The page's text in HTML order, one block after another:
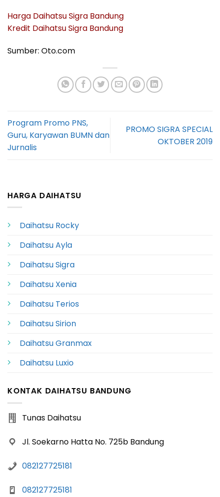
Harga Daihatsu Sigra Bandung
Kredit Daihatsu Sigra Bandung
Sumber: Oto.com
Program Promo PNS,
Guru, Karyawan BUMN dan
Jurnalis
PROMO SIGRA SPECIAL
OKTOBER 2019
HARGA DAIHATSU
Daihatsu Rocky
Daihatsu Ayla
Daihatsu Sigra
Daihatsu Xenia
Daihatsu Terios
Daihatsu Sirion
Daihatsu Granmax
Daihatsu Luxio
KONTAK DAIHATSU BANDUNG
Tunas Daihatsu
Jl. Soekarno Hatta No. 725b Bandung
082127725181
082127725181